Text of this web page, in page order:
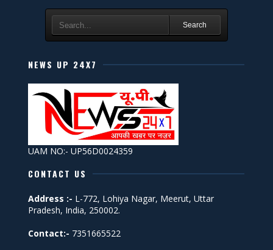
Search
NEWS UP 24X7
UAM NO:- UP56D0024359
CONTACT US
Address :- L-772, Lohiya Nagar, Meerut, Uttar
Pradesh, India, 250002.
Contact:- 7351665522